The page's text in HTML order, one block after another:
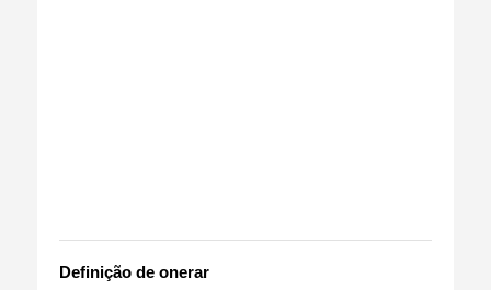
Definição de onerar